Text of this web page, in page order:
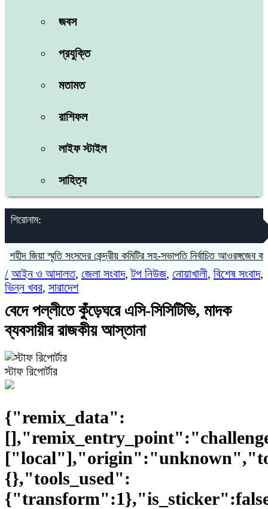
জবস
প্রযুক্তি
মতামত
রাশিফল
লাইফ স্টাইল
সাহিত্য
শিরোনাম:
স্মৃতি সংসদের কেন্দ্রীয় কমিটির সহ-সভাপতি নির্বাচিত আওরঙ্গজেব কামাল
/ আইন ও আদালত, জেলা সংবাদ,টপ নিউজ, নোয়াখালী, বিশেষ সংবাদ,
ভিন্ন খবর, সারাদেশ
বেদে পল্লীতে কুঁড়েঘরে এসি-সিসিটিভি, মাদক
ব্যবসায়ীর রাজকীয় আস্তানা
স্টাফ রিপোর্টার
{"remix_data":
{},"tools_used":